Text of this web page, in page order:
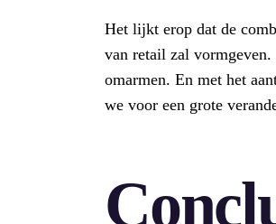
Het lijkt erop dat de
van retail zal vormgeven.
omarmen. En met het
we voor een grote